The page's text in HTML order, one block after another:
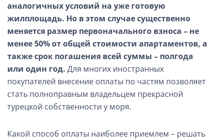
аналогичных условий на уже готовую
жилплощадь. Но в этом случае существенно
меняется размер первоначального взноса – не
менее 50% от общей стоимости апартаментов, а
также срок погашения всей суммы – полгода
или один год. Для многих иностранных
покупателей внесение оплаты по частям позволяет
стать полноправным владельцем прекрасной
турецкой собственности у моря.
Какой способ оплаты наиболее приемлем – решать